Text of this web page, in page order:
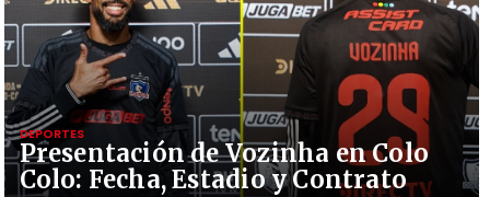
Presentación de Vozinha en Colo
Colo: Fecha, Estadio y Contrato
DEPORTES